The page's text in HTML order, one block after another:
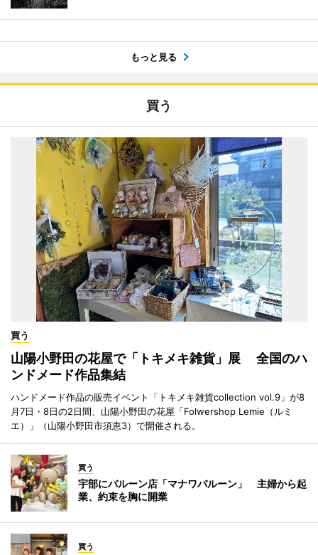
もっと見る
買う
買う
山陽小野田の花屋で「トキメキ雑貨」展 全国のハ
ンドメード作品集結
ハンドメード作品の販売イベント「トキメキ雑貨collection vol.9」が8
月7日・8日の2日間、山陽小野田の花屋「Folwershop Lemie（ルミ
エ）」（山陽小野田市須恵3）で開催される。
買う
宇部にバルーン店「マナワバルーン」 主婦から起
業、約束を胸に開業
買う